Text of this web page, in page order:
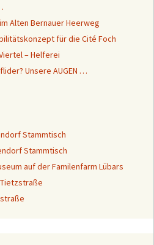
Alten Bernauer Heerweg
für die Cité Foch
– Helferei
Unsere AUGEN …
Stammtisch
Stammtisch
auf der Familenfarm Lübars